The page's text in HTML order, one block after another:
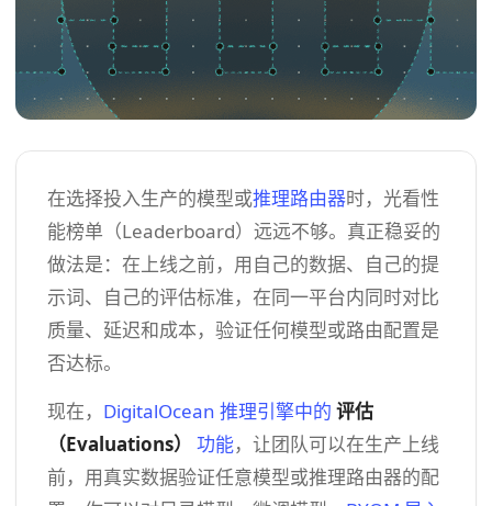
在选择投入生产的模型或推理路由器时，光看性
能榜单（Leaderboard）远远不够。真正稳妥的
做法是：在上线之前，用自己的数据、自己的提
示词、自己的评估标准，在同一平台内同时对比
质量、延迟和成本，验证任何模型或路由配置是
否达标。
现在， DigitalOcean 推理引擎中的 评估
（Evaluations）
功能，让团队可以在生产上线
前，用真实数据验证任意模型或推理路由器的配